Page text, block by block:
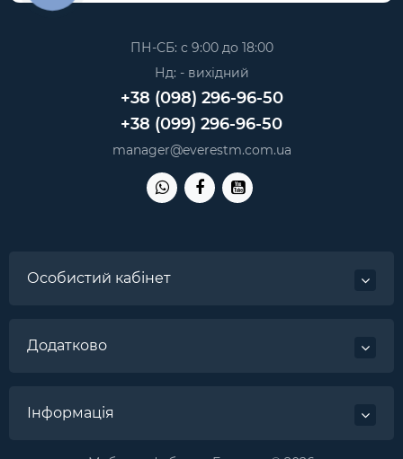
ПН-СБ: с 9:00 до 18:00
Нд: - вихідний
+38 (098) 296-96-50
+38 (099) 296-96-50
manager@everestm.com.ua
Особистий кабінет
Додатково
Інформація